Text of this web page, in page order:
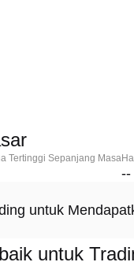
Tertinggi Sepanjang Masa
--
untuk
untuk